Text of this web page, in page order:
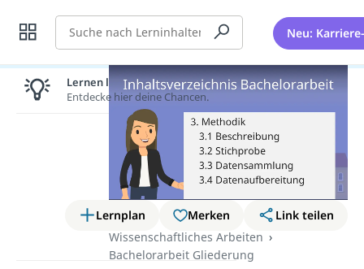
Suche Neu:
Lernplan Merken
Link teilen
Wissenschaftliches Arbeiten
Bachelorarbeit Gliederung
Lernen lohnt sich!
Entdecke hier deine Chancen.